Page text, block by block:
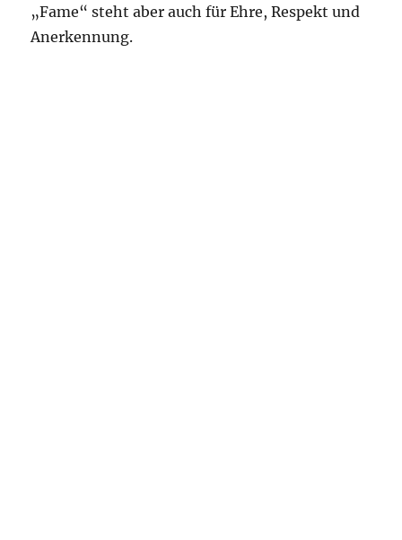
„Fame“ steht aber auch für Ehre, Respekt und
Anerkennung.